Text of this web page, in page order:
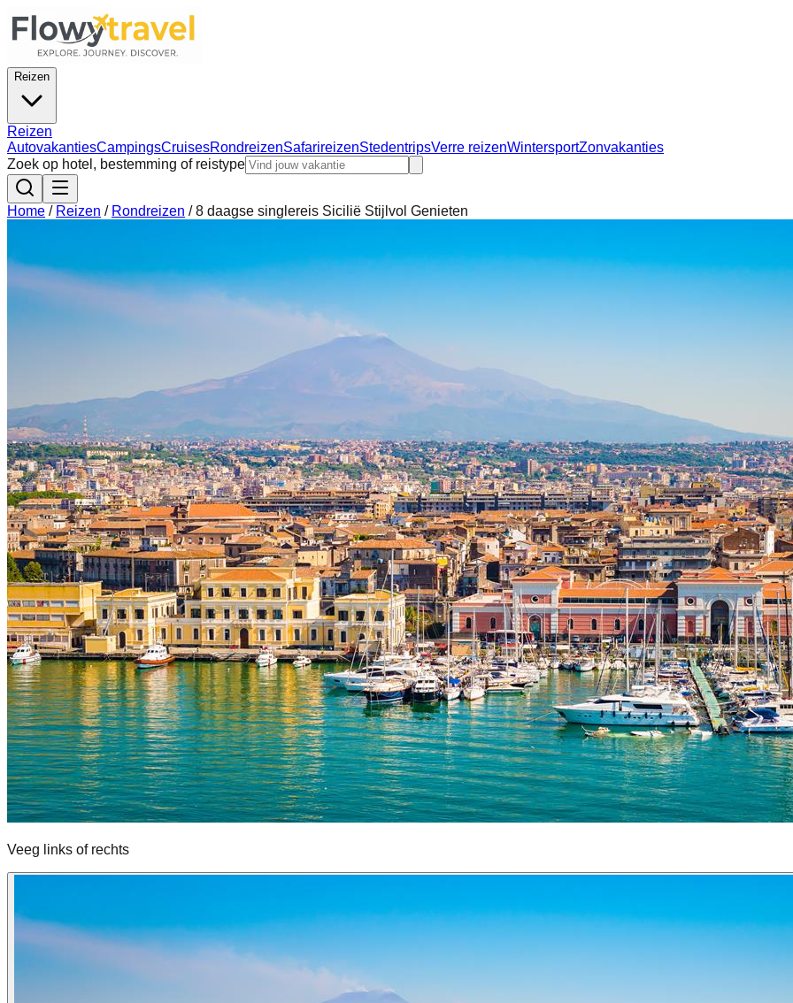
Reizen
Reizen
AutovakantiesCampingsCruisesRondreizenSafarireizenStedentripsVerre reizenWintersportZonvakanties
Zoek op hotel, bestemming of reistype
Home / Reizen / Rondreizen /8 daagse singlereis Sicilië Stijlvol Genieten
Veeg links of rechts